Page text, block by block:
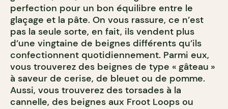
perfection pour un bon équilibre entre le
glaçage et la pâte. On vous rassure, ce n’est
pas la seule sorte, en fait, ils vendent plus
d’une vingtaine de beignes différents qu’ils
confectionnent quotidiennement. Parmi eux,
vous trouverez des beignes de type « gâteau »
à saveur de cerise, de bleuet ou de pomme.
Aussi, vous trouverez des torsades à la
cannelle, des beignes aux Froot Loops ou